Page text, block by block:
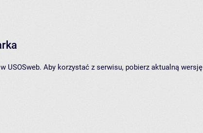
USOSweb. Aby korzystać z serwisu, pobierz aktualną wersję